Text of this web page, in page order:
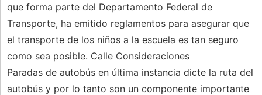
que forma parte del Departamento Federal de
Transporte, ha emitido reglamentos para asegurar que
el transporte de los niños a la escuela es tan seguro
como sea posible. Calle Consideraciones
Paradas de autobús en última instancia dicte la ruta del
autobús y por lo tanto son un componente importante